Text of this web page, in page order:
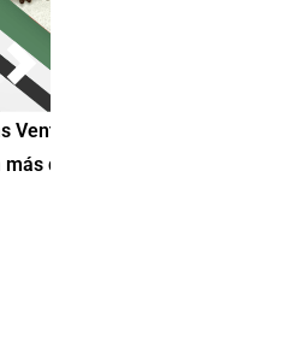
83
Hilda DeCortez busca
Educación de Asheboro en